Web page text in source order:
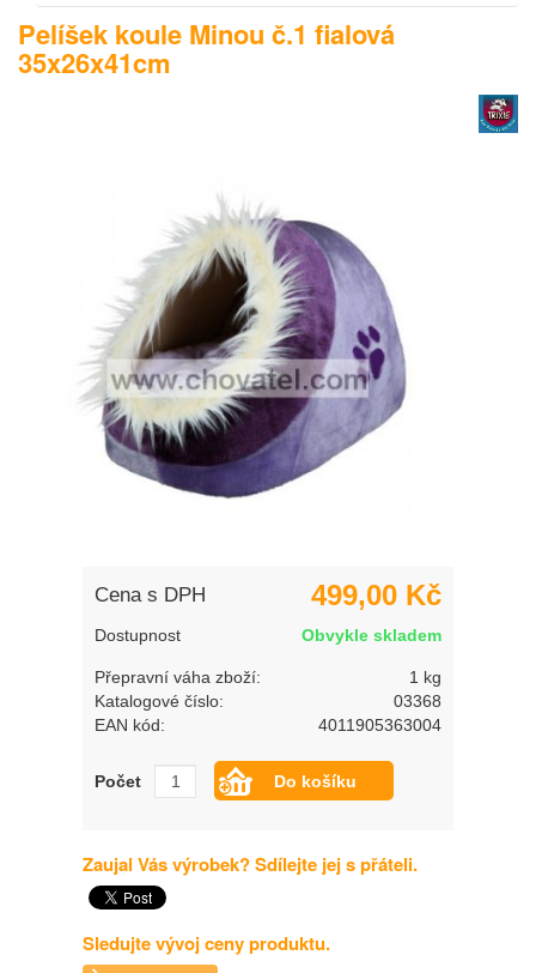
Pelíšek koule Minou č.1 fialová
35x26x41cm
Cena s DPH 499,00 Kč
Dostupnost Obvykle skladem
Přepravní váha zboží:
1 kg
Katalogové číslo:
03368
EAN kód:
4011905363004
Počet
Zaujal Vás výrobek? Sdílejte jej s přáteli.
Sledujte vývoj ceny produktu.